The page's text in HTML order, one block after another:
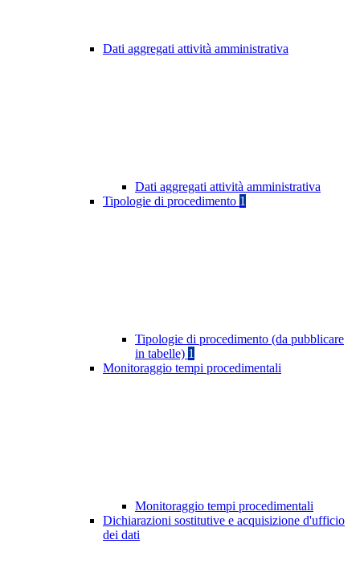
Dati aggregati attività amministrativa
Dati aggregati attività amministrativa
Tipologie di procedimento 1
Tipologie di procedimento (da pubblicare
in tabelle) 1
Monitoraggio tempi procedimentali
Monitoraggio tempi procedimentali
Dichiarazioni sostitutive e acquisizione d'ufficio
dei dati